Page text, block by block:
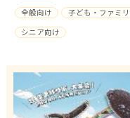
全般向け
子ども・ファミ
シニア向け